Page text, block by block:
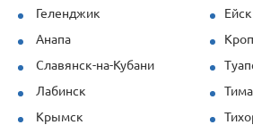
стеновая) показала себя
Геленджик
Ейск
Анапа
Славянск-на-Кубани
Лабинск
Крымск